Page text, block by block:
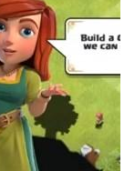
용하실 수 있으
니다.
관리자 > 앱 선